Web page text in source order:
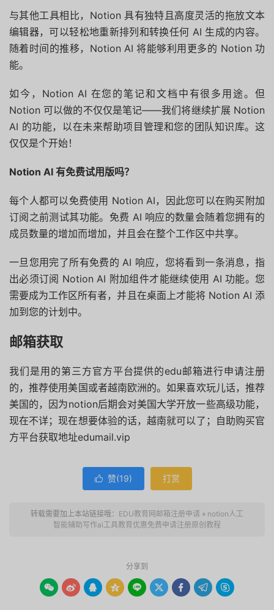
与其他工具相比，Notion 具有独特且高度灵活的拖放文本
编辑器，可以轻松地重新排列和转换任何 AI 生成的内容。
随着时间的推移，Notion AI 将能够利用更多的 Notion 功
能。
如今，Notion AI 在您的笔记和文档中有很多用途。但
Notion 可以做的不仅仅是笔记——我们将继续扩展 Notion
AI 的功能，以在未来帮助项目管理和您的团队知识库。这
仅仅是个开始！
Notion AI 有免费试用版吗？
每个人都可以免费使用 Notion AI，因此您可以在购买附加
订阅之前测试其功能。免费 AI 响应的数量会随着您拥有的
成员数量的增加而增加，并且会在整个工作区中共享。
一旦您用完了所有免费的 AI 响应，您将看到一条消息，指
出必须订阅 Notion AI 附加组件才能继续使用 AI 功能。您
需要成为工作区所有者，并且在桌面上才能将 Notion AI 添
加到您的计划中。
邮箱获取
我们是用的第三方官方平台提供的edu邮箱进行申请注册
的，推荐使用美国或者越南欧洲的。如果喜欢玩儿话，推荐
美国的，因为notion后期会对美国大学开放一些高级功能，
现在不详；现在想要体验的话，越南就可以了；自助购买官
方平台获取地址edumail.vip
 赞(19) 打赏
转载需要加上本站链接哦： EDU教育网邮箱注册申请 » notion人工
智能辅助写作ai工具教育优惠免费申请注册原创教程
分享到
        